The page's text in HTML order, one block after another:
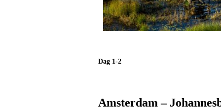
Dag 1-2
Amsterdam –